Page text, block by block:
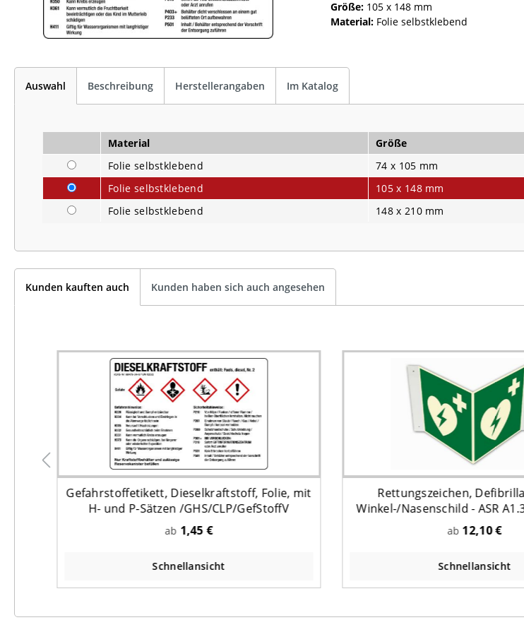
Größe: 105 x 148 mm
Material: Folie selbstklebend
Auswahl Beschreibung Herstellerangaben Im Katalog
Material Größe
Folie selbstklebend
74 x 105 mm
Folie selbstklebend
105 x 148 mm
Folie selbstklebend
148 x 210 mm
Kunden kauften auch Kunden haben sich auch angesehen
Gefahrstoffetikett, Dieselkraftstoff, Folie, mit
H- und P-Sätzen /GHS/CLP/GefStoffV
ab 1,45 €
Schnellansicht
Rettungszeichen,
Winkel-/Nasenschild - ASR
7010)
ab 12,10 €
Schnellansicht